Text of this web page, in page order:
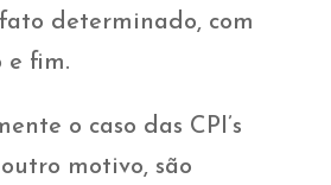
determinado, com
e fim.
o caso das CPI’s
motivo, são